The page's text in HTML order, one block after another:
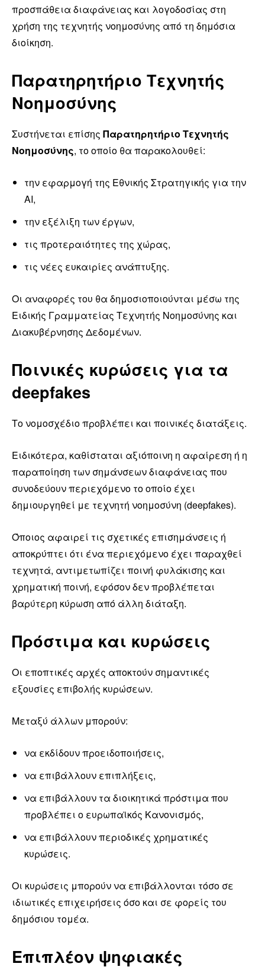
προσπάθεια διαφάνειας και λογοδοσίας στη
χρήση της τεχνητής νοημοσύνης από τη δημόσια
διοίκηση.
Παρατηρητήριο Τεχνητής
Νοημοσύνης
Συστήνεται επίσης Παρατηρητήριο Τεχνητής
Νοημοσύνης, το οποίο θα παρακολουθεί:
την εφαρμογή της Εθνικής Στρατηγικής για την
AI,
την εξέλιξη των έργων,
τις προτεραιότητες της χώρας,
τις νέες ευκαιρίες ανάπτυξης.
Οι αναφορές του θα δημοσιοποιούνται μέσω της
Ειδικής Γραμματείας Τεχνητής Νοημοσύνης και
Διακυβέρνησης Δεδομένων.
Ποινικές κυρώσεις για τα
deepfakes
Το νομοσχέδιο προβλέπει και ποινικές διατάξεις.
Ειδικότερα, καθίσταται αξιόποινη η αφαίρεση ή η
παραποίηση των σημάνσεων διαφάνειας που
συνοδεύουν περιεχόμενο το οποίο έχει
δημιουργηθεί με τεχνητή νοημοσύνη (deepfakes).
Όποιος αφαιρεί τις σχετικές επισημάνσεις ή
αποκρύπτει ότι ένα περιεχόμενο έχει παραχθεί
τεχνητά, αντιμετωπίζει ποινή φυλάκισης και
χρηματική ποινή, εφόσον δεν προβλέπεται
βαρύτερη κύρωση από άλλη διάταξη.
Πρόστιμα και κυρώσεις
Οι εποπτικές αρχές αποκτούν σημαντικές
εξουσίες επιβολής κυρώσεων.
Μεταξύ άλλων μπορούν:
να εκδίδουν προειδοποιήσεις,
να επιβάλλουν επιπλήξεις,
να επιβάλλουν τα διοικητικά πρόστιμα που
προβλέπει ο ευρωπαϊκός Κανονισμός,
να επιβάλλουν περιοδικές χρηματικές
κυρώσεις.
Οι κυρώσεις μπορούν να επιβάλλονται τόσο σε
ιδιωτικές επιχειρήσεις όσο και σε φορείς του
δημόσιου τομέα.
Επιπλέον ψηφιακές